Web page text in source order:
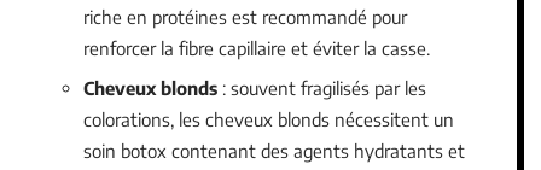
riche en protéines est recommandé pour
renforcer la fibre capillaire et éviter la casse.
Cheveux blonds : souvent fragilisés par les
colorations, les cheveux blonds nécessitent un
soin botox contenant des agents hydratants et